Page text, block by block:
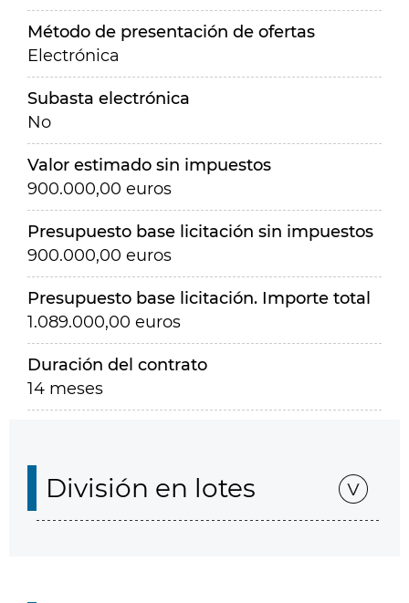
Método de presentación de ofertas
Electrónica
Subasta electrónica
No
Valor estimado sin impuestos
900.000,00 euros
Presupuesto base licitación sin impuestos
900.000,00 euros
Presupuesto base licitación. Importe total
1.089.000,00 euros
Duración del contrato
14 meses
División en lotes